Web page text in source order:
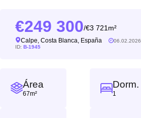
249 300/ 3 721m²
Calpe, Costa Blanca, España
06.02.2026
ID: B-1945
Área
67m²
Dorm.
1